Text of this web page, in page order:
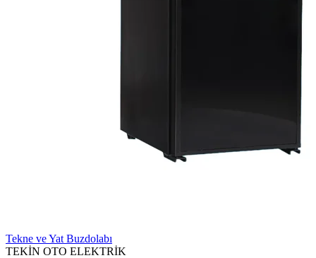
Tekne ve Yat Buzdolabı
TEKİN OTO ELEKTRİK